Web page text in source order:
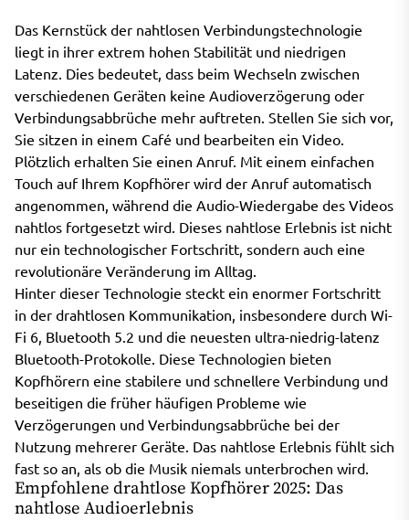
Das Kernstück der nahtlosen Verbindungstechnologie
liegt in ihrer extrem hohen Stabilität und niedrigen
Latenz. Dies bedeutet, dass beim Wechseln zwischen
verschiedenen Geräten keine Audioverzögerung oder
Verbindungsabbrüche mehr auftreten. Stellen Sie sich vor,
Sie sitzen in einem Café und bearbeiten ein Video.
Plötzlich erhalten Sie einen Anruf. Mit einem einfachen
Touch auf Ihrem Kopfhörer wird der Anruf automatisch
angenommen, während die Audio-Wiedergabe des Videos
nahtlos fortgesetzt wird. Dieses nahtlose Erlebnis ist nicht
nur ein technologischer Fortschritt, sondern auch eine
revolutionäre Veränderung im Alltag.
Hinter dieser Technologie steckt ein enormer Fortschritt
in der drahtlosen Kommunikation, insbesondere durch Wi-
Fi 6, Bluetooth 5.2 und die neuesten ultra-niedrig-latenz
Bluetooth-Protokolle. Diese Technologien bieten
Kopfhörern eine stabilere und schnellere Verbindung und
beseitigen die früher häufigen Probleme wie
Verzögerungen und Verbindungsabbrüche bei der
Nutzung mehrerer Geräte. Das nahtlose Erlebnis fühlt sich
fast so an, als ob die Musik niemals unterbrochen wird.
Empfohlene drahtlose Kopfhörer 2025: Das
nahtlose Audioerlebnis